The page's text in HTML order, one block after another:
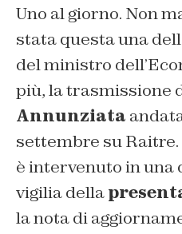
Uno al giorno. Non
stata questa una
del ministro
più, la trasmissione
Annunziata
settembre su
è intervenuto in una
vigilia della
la nota di